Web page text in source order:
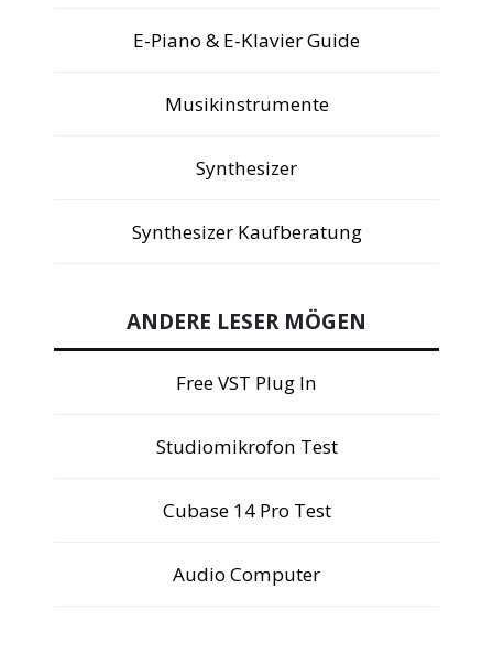
E-Piano & E-Klavier Guide
Musikinstrumente
Synthesizer
Synthesizer Kaufberatung
ANDERE LESER MÖGEN
Free VST Plug In
Studiomikrofon Test
Cubase 14 Pro Test
Audio Computer